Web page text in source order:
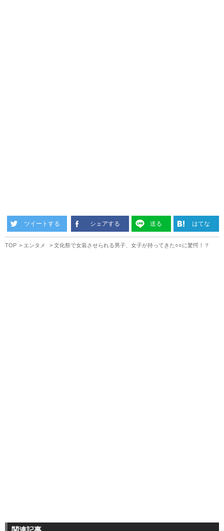
ツイートする シェアする 送る はてな
TOP エンタメ 文化祭で女装させられる男子、女子が持ってきた○○に驚愕！？